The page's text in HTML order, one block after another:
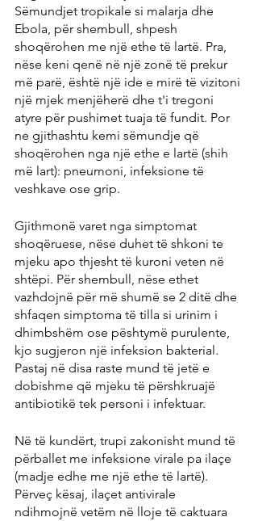
Sëmundjet tropikale si malarja dhe
Ebola, për shembull, shpesh
shoqërohen me një ethe të lartë. Pra,
nëse keni qenë në një zonë të prekur
më parë, është një ide e mirë të vizitoni
një mjek menjëherë dhe t'i tregoni
atyre për pushimet tuaja të fundit. Por
ne gjithashtu kemi sëmundje që
shoqërohen nga një ethe e lartë (shih
më lart): pneumoni, infeksione të
veshkave ose grip.
Gjithmonë varet nga simptomat
shoqëruese, nëse duhet të shkoni te
mjeku apo thjesht të kuroni veten në
shtëpi. Për shembull, nëse ethet
vazhdojnë për më shumë se 2 ditë dhe
shfaqen simptoma të tilla si urinim i
dhimbshëm ose pështymë purulente,
kjo sugjeron një infeksion bakterial.
Pastaj në disa raste mund të jetë e
dobishme që mjeku të përshkruajë
antibiotikë tek personi i infektuar.
Në të kundërt, trupi zakonisht mund të
përballet me infeksione virale pa ilaçe
(madje edhe me një ethe të lartë).
Përveç kësaj, ilaçet antivirale
ndihmojnë vetëm në lloje të caktuara